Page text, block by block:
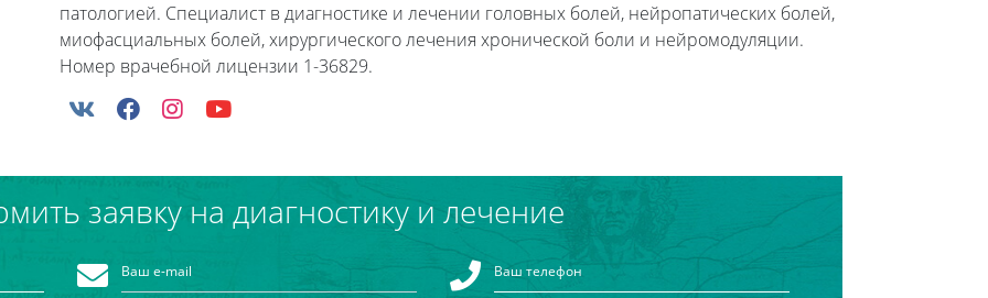
патологией. Специалист в диагностике и лечении головных болей, нейропатических болей,
миофасциальных болей, хирургического лечения хронической боли и нейромодуляции.
Номер врачебной лицензии 1-36829.
заявку на диагностику и лечение